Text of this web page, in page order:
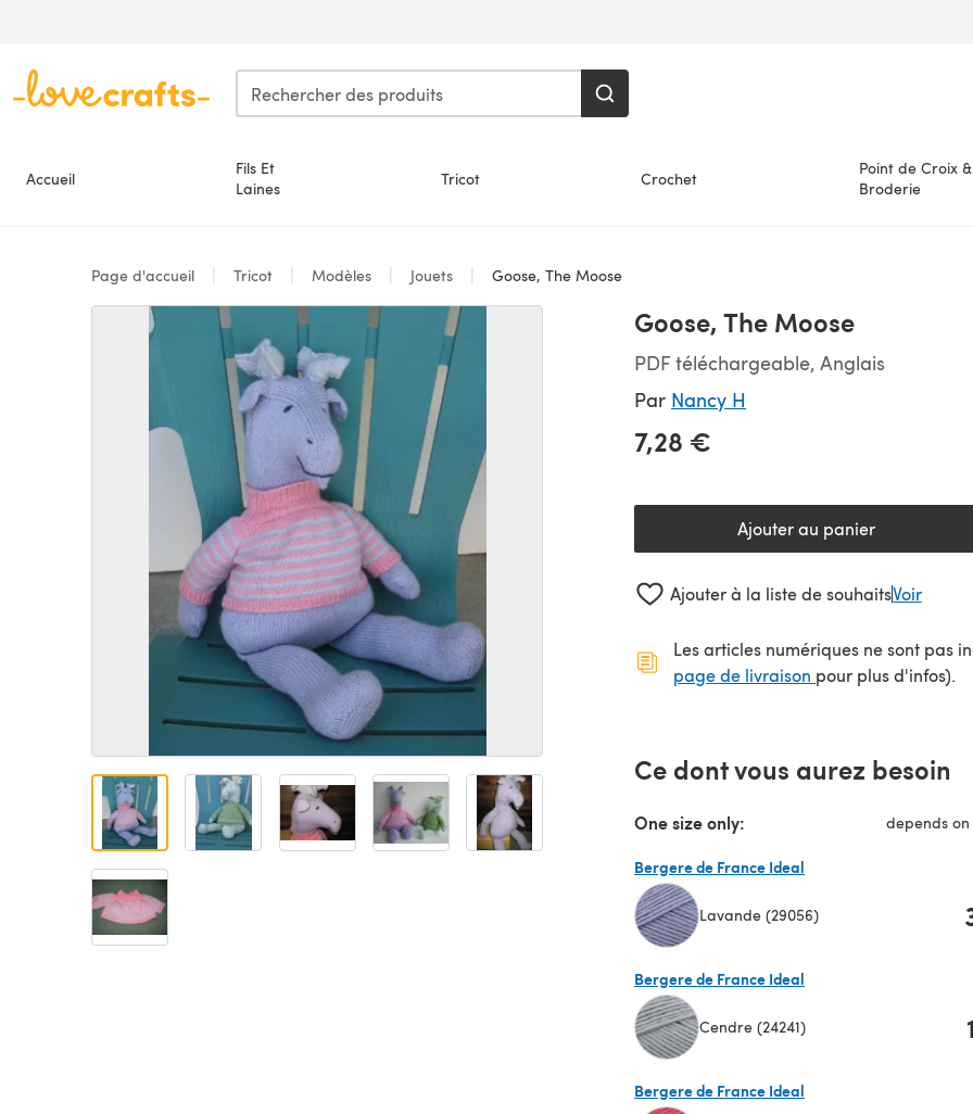
Accueil
Fils Et
Laines
Tricot Crochet
Point de Croix &
Broderie
Page d'accueil Tricot Modèles Jouets Goose, The Moose
Goose, The Moose
PDF téléchargeable, Anglais
Par Nancy H
7,28 €
Ajouter au panier
Ajouter à la liste de souhaitsVoir
Les articles numériques ne sont pas
page de livraison (s'ouvre dans un
pour plus d'infos).
Ce dont vous aurez besoin
One size only: depends
Bergere de France Ideal
Lavande (29056)
Bergere de France Ideal
Cendre (24241) 1
Bergere de France Ideal